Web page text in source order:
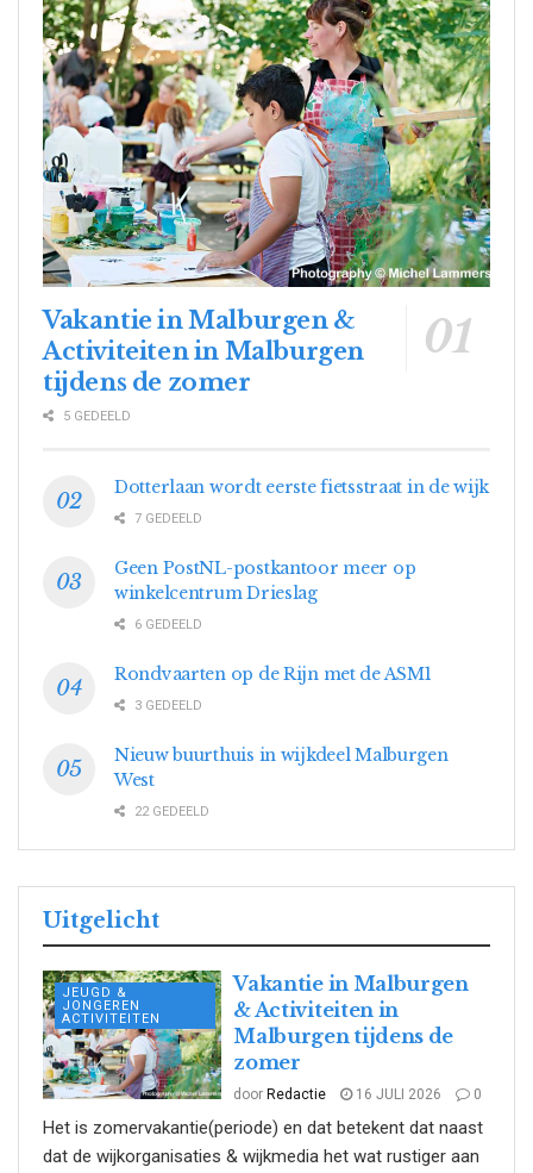
Vakantie in Malburgen &
Activiteiten in Malburgen
tijdens de zomer
5 GEDEELD
Dotterlaan wordt eerste fietsstraat in de wijk
7 GEDEELD
Geen PostNL-postkantoor meer op
winkelcentrum Drieslag
6 GEDEELD
Rondvaarten op de Rijn met de ASM1
3 GEDEELD
Nieuw buurthuis in wijkdeel Malburgen
West
22 GEDEELD
Uitgelicht
JEUGD &
JONGEREN
ACTIVITEITEN
Vakantie in Malburgen
& Activiteiten in
Malburgen tijdens de
zomer
door Redactie 16 JULI 2026 0
Het is zomervakantie(periode) en dat betekent dat naast
dat de wijkorganisaties & wijkmedia het wat rustiger aan